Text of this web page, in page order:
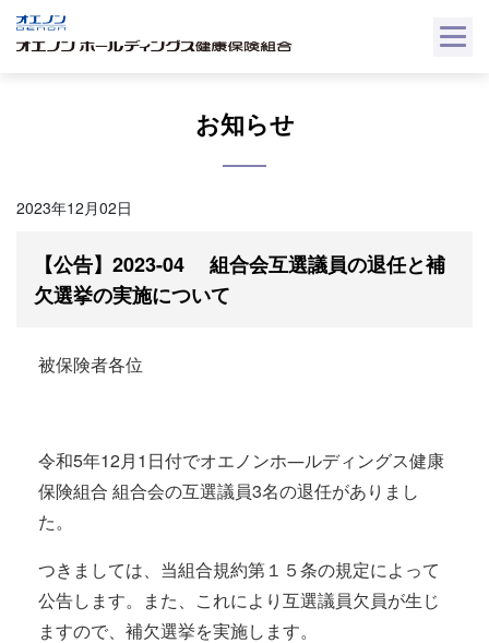
Skip
お知らせ
2023年12月02日
【公告】2023-04 組合会互選議員の退任と補
欠選挙の実施について
被保険者各位
令和5年12月1日付でオエノンホ―ルディングス健康
保険組合 組合会の互選議員3名の退任がありまし
た。
つきましては、当組合規約第１５条の規定によって
公告します。また、これにより互選議員欠員が生じ
ますので、補欠選挙を実施します。